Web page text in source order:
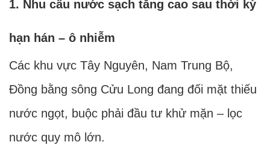
1. Nhu cầu nước sạch tăng cao sau thời kỳ
hạn hán – ô nhiễm
Các khu vực Tây Nguyên, Nam Trung Bộ,
Đồng bằng sông Cửu Long đang đối mặt thiếu
nước ngọt, buộc phải đầu tư khử mặn – lọc
nước quy mô lớn.